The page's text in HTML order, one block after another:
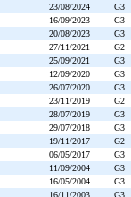
23/08/2024
G3
16/09/2023
G3
20/08/2023
G3
27/11/2021
G2
25/09/2021
G3
12/09/2020
G3
26/07/2020
G3
23/11/2019
G2
28/07/2019
G3
29/07/2018
G3
19/11/2017
G2
06/05/2017
G3
11/09/2004
G3
16/05/2004
G3
16/11/2003
G3